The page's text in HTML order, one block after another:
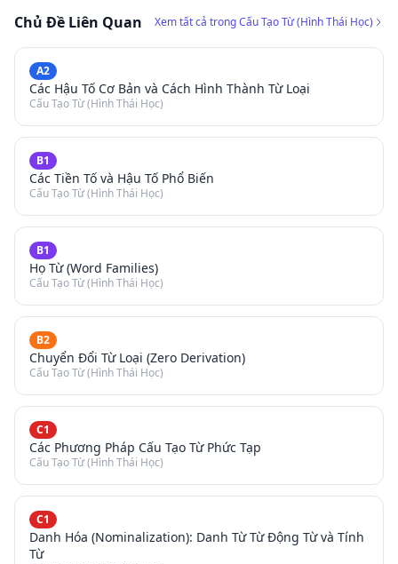
Chủ Đề Liên Quan Xem tất cả trong Cấu Tạo Từ (Hình Thái Học)
A2
Các Hậu Tố Cơ Bản và Cách Hình Thành Từ Loại
Cấu Tạo Từ (Hình Thái Học)
B1
Các Tiền Tố và Hậu Tố Phổ Biến
Cấu Tạo Từ (Hình Thái Học)
B1
Họ Từ (Word Families)
Cấu Tạo Từ (Hình Thái Học)
B2
Chuyển Đổi Từ Loại (Zero Derivation)
Cấu Tạo Từ (Hình Thái Học)
C1
Các Phương Pháp Cấu Tạo Từ Phức Tạp
Cấu Tạo Từ (Hình Thái Học)
C1
Danh Hóa (Nominalization): Danh Từ Từ Động Từ và Tính
Từ